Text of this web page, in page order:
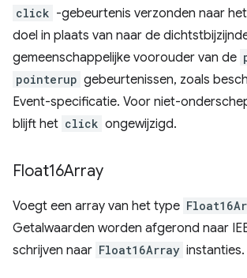
click -gebeurtenis verzonden naar
doel in plaats van naar de
gemeenschappelijke voorouder van de
pointerup gebeurtenissen, zoals
Event-specificatie. Voor niet-
blijft het click ongewijzigd.
Float16Array
Voegt een array van het type
Getalwaarden worden afgerond naar
schrijven naar Float16Array instanties.